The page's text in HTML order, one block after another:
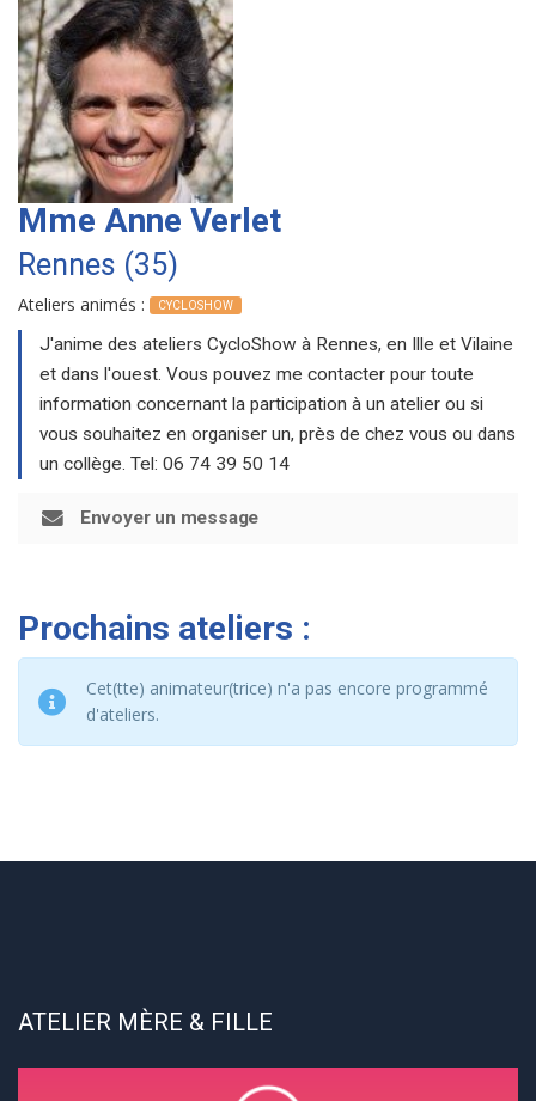
Mme Anne Verlet
Rennes (35)
Ateliers animés : CYCLOSHOW
J'anime des ateliers CycloShow à Rennes, en Ille et Vilaine
et dans l'ouest. Vous pouvez me contacter pour toute
information concernant la participation à un atelier ou si
vous souhaitez en organiser un, près de chez vous ou dans
un collège. Tel: 06 74 39 50 14
Envoyer un message
Prochains ateliers :
Cet(tte) animateur(trice) n'a pas encore programmé
d'ateliers.
ATELIER MÈRE & FILLE